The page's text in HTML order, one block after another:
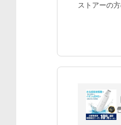
ストアーの